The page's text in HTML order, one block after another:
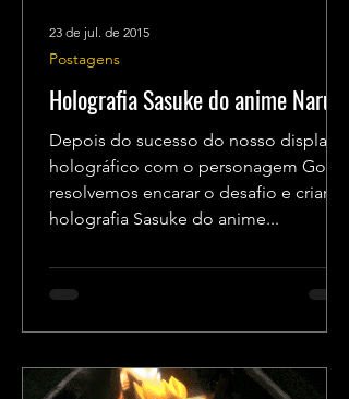
Holografia Sasuke do anime Naruto
Depois do sucesso do nosso display
holográfico com o personagem Goku,
resolvemos encarar o desafio e criar a
holografia Sasuke do anime...
Postagens
23 de jul. de 2015